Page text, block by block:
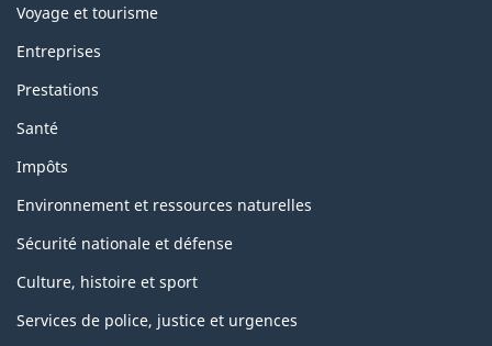
Voyage et tourisme
Entreprises
Prestations
Santé
Impôts
Environnement et ressources naturelles
Sécurité nationale et défense
Culture, histoire et sport
Services de police, justice et urgences